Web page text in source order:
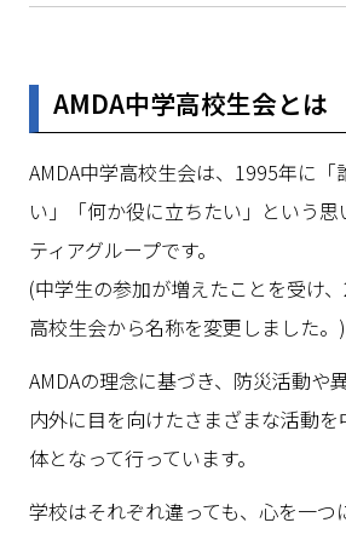
AMDA中学高校生会とは
AMDA中学高校生会は、1995年に「
い」「何か役に立ちたい」という
ティアグループです。
(中学生の参加が増えたことを受け
高校生会から名称を変更しました。)
AMDAの理念に基づき、防災活動や
内外に目を向けたさまざまな活動
体となって行っています。
学校はそれぞれ違っても、心を一